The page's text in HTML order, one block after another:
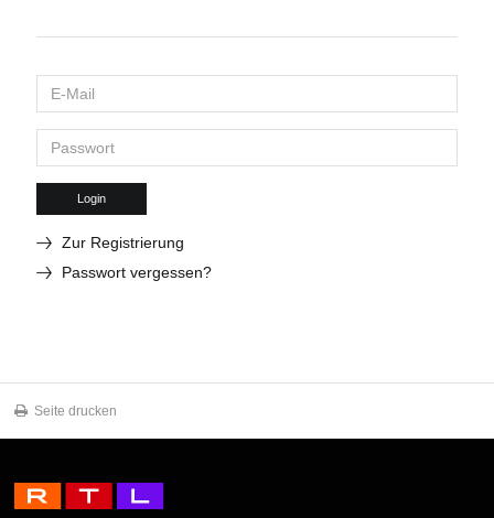
Login
Zur Registrierung
Passwort vergessen?
Seite drucken